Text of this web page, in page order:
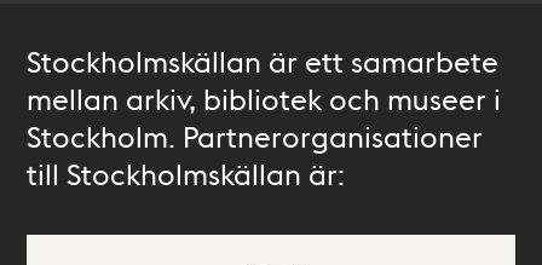
Stockholmskällan är ett samarbete
mellan arkiv, bibliotek och museer i
Stockholm. Partnerorganisationer
till Stockholmskällan är: